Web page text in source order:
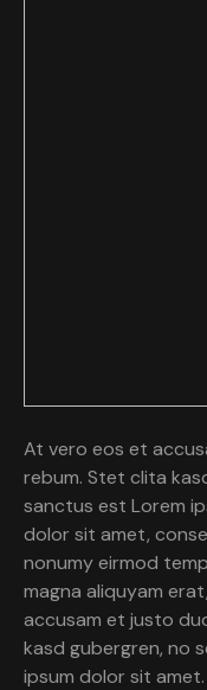
At vero eos et
rebum. Stet clita
sanctus est Lorem
dolor sit amet,
nonumy eirmod
magna aliquyam
accusam et justo
kasd gubergren, no
ipsum dolor sit